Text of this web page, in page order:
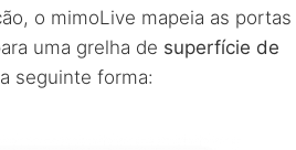
o mimoLive mapeia as portas
uma grelha de superfície de
seguinte forma: